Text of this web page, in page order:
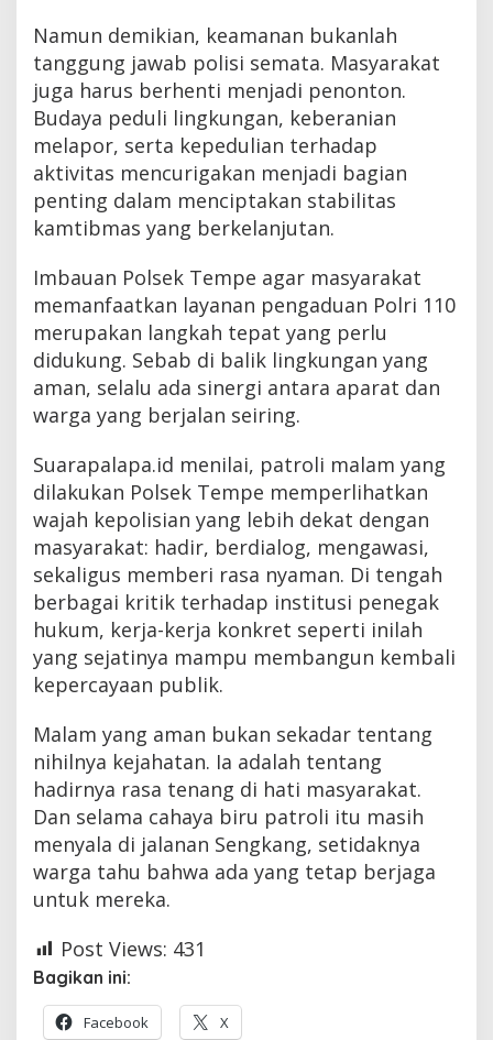
Namun demikian, keamanan bukanlah
tanggung jawab polisi semata. Masyarakat
juga harus berhenti menjadi penonton.
Budaya peduli lingkungan, keberanian
melapor, serta kepedulian terhadap
aktivitas mencurigakan menjadi bagian
penting dalam menciptakan stabilitas
kamtibmas yang berkelanjutan.
Imbauan Polsek Tempe agar masyarakat
memanfaatkan layanan pengaduan Polri 110
merupakan langkah tepat yang perlu
didukung. Sebab di balik lingkungan yang
aman, selalu ada sinergi antara aparat dan
warga yang berjalan seiring.
Suarapalapa.id menilai, patroli malam yang
dilakukan Polsek Tempe memperlihatkan
wajah kepolisian yang lebih dekat dengan
masyarakat: hadir, berdialog, mengawasi,
sekaligus memberi rasa nyaman. Di tengah
berbagai kritik terhadap institusi penegak
hukum, kerja-kerja konkret seperti inilah
yang sejatinya mampu membangun kembali
kepercayaan publik.
Malam yang aman bukan sekadar tentang
nihilnya kejahatan. Ia adalah tentang
hadirnya rasa tenang di hati masyarakat.
Dan selama cahaya biru patroli itu masih
menyala di jalanan Sengkang, setidaknya
warga tahu bahwa ada yang tetap berjaga
untuk mereka.
Post Views: 431
Bagikan ini:
Facebook X